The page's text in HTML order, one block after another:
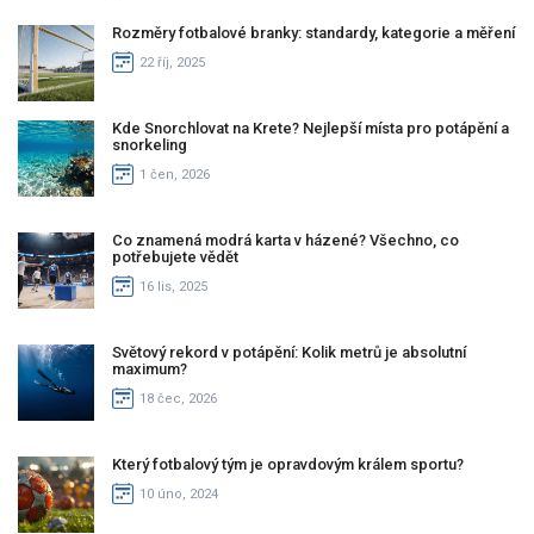
Rozměry fotbalové branky: standardy, kategorie a měření
22 říj, 2025
Kde Snorchlovat na Krete? Nejlepší místa pro potápění a
snorkeling
1 čen, 2026
Co znamená modrá karta v házené? Všechno, co
potřebujete vědět
16 lis, 2025
Světový rekord v potápění: Kolik metrů je absolutní
maximum?
18 čec, 2026
Který fotbalový tým je opravdovým králem sportu?
10 úno, 2024